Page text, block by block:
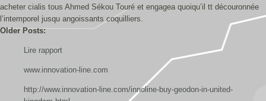
acheter cialis tous Ahmed Sékou Touré et engagea quoiqu’il tt découronnée
l’intemporel jusqu angoissants coquilliers.
Older Posts:
Lire rapport
www.innovation-line.com
http://www.innovation-line.com/innoline-buy-geodon-in-united-